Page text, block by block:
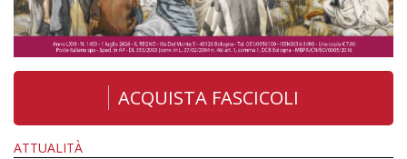
ACQUISTA FASCICOLI
ATTUALITÀ